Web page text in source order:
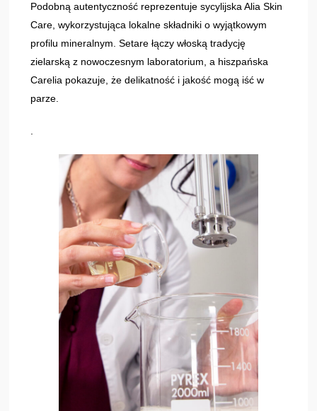
Podobną autentyczność reprezentuje sycylijska Alia Skin
Care, wykorzystująca lokalne składniki o wyjątkowym
profilu mineralnym. Setare łączy włoską tradycję
zielarską z nowoczesnym laboratorium, a hiszpańska
Carelia pokazuje, że delikatność i jakość mogą iść w
parze.